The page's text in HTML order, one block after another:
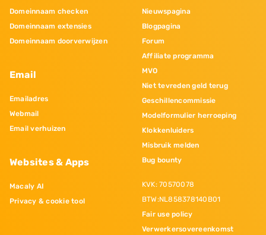
Domeinnaam checken
Domeinnaam extensies
Domeinnaam doorverwijzen
Email
Emailadres
Webmail
Email verhuizen
Websites & Apps
Macaly AI
Privacy & cookie tool
Nieuwspagina
Blogpagina
Forum
Affiliate programma
MVO
Niet tevreden geld terug
Geschillencommissie
Modelformulier herroeping
Klokkenluiders
Misbruik melden
Bug bounty
KVK: 70570078
BTW:NL858378140B01
Fair use policy
Verwerkersovereenkomst